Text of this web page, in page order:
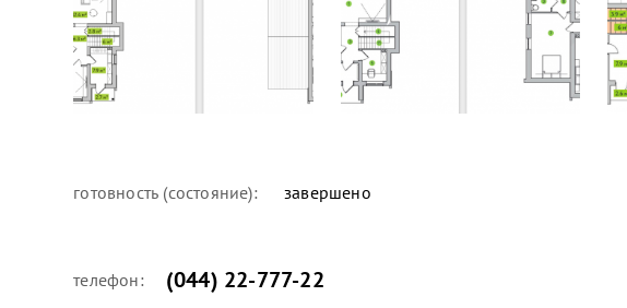
готовность (состояние): завершено
телефон: (044) 22-777-22